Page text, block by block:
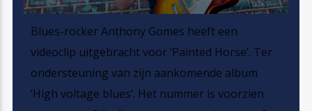
Blues-rocker Anthony Gomes heeft een
videoclip uitgebracht voor ‘Painted Horse’. Ter
ondersteuning van zijn aankomende album
‘High voltage blues’. Het nummer is voorzien